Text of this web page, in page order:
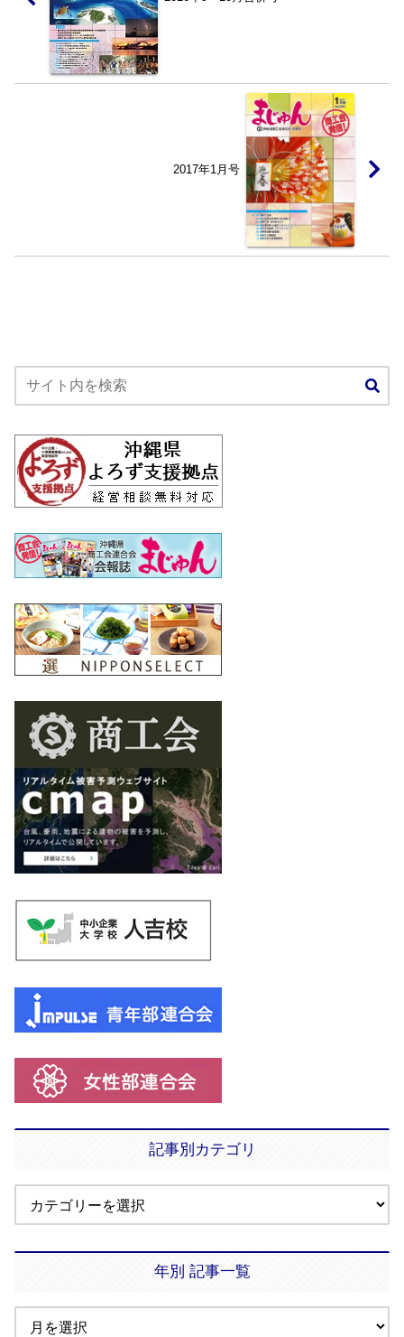
2017年1月号
記事別カテゴリ
年別 記事一覧